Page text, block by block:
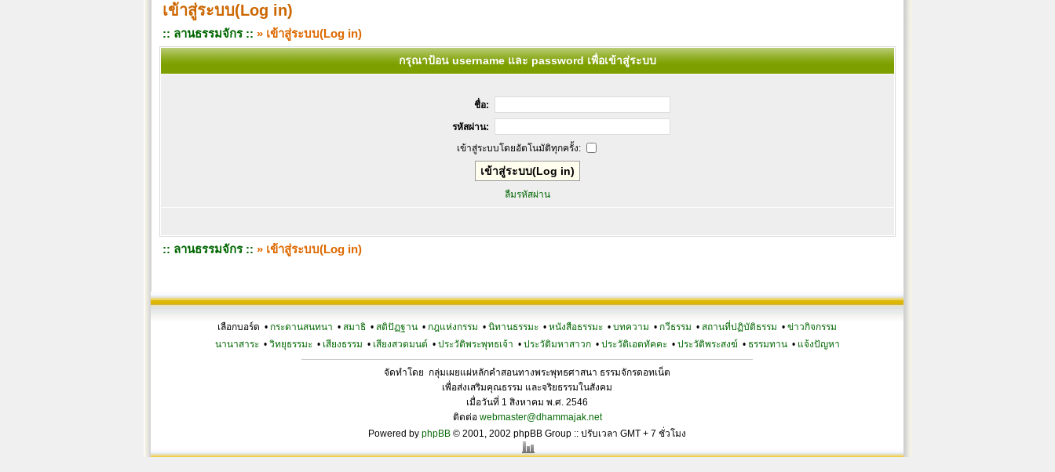
เข้าสู่ระบบ(Log in)
:: ลานธรรมจักร :: » เข้าสู่ระบบ(Log in)
กรุณาป้อน username และ password เพื่อเข้าสู่ระบบ
ชื่อ:
รหัสผ่าน:
เข้าสู่ระบบโดยอัตโนมัติทุกครั้ง:
ลืมรหัสผ่าน
:: ลานธรรมจักร :: » เข้าสู่ระบบ(Log in)
เลือกบอร์ด • กระดานสนทนา • สมาธิ • สติปัฏฐาน • กฎแห่งกรรม • นิทานธรรมะ • หนังสือธรรมะ • บทความ • กวีธรรม • สถานที่ปฏิบัติธรรม • ข่าวกิจกรรม
นานาสาระ• วิทยุธรรมะ• เสียงธรรม • เสียงสวดมนต์ • ประวัติพระพุทธเจ้า • ประวัติมหาสาวก• ประวัติเอตทัคคะ• ประวัติพระสงฆ์ • ธรรมทาน• แจ้งปัญหา
จัดทำโดย กลุ่มเผยแผ่หลักคำสอนทางพระพุทธศาสนา ธรรมจักรดอทเน็ต
เพื่อส่งเสริมคุณธรรม และจริยธรรมในสังคม
เมื่อวันที่ 1 สิงหาคม พ.ศ. 2546
ติดต่อ webmaster@dhammajak.net
Powered by phpBB © 2001, 2002 phpBB Group :: ปรับเวลา GMT + 7 ชั่วโมง